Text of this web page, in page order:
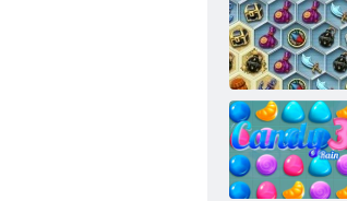
Čarobnjak
Blago mistične
more